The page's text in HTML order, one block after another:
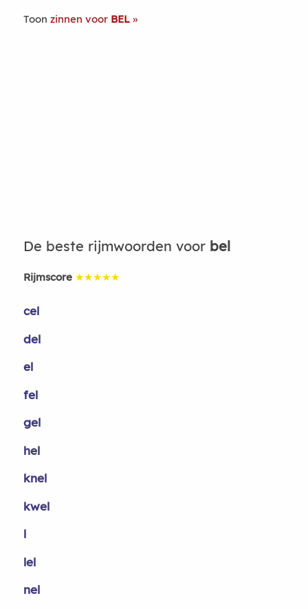
Toon zinnen voor BEL
De beste rijmwoorden voor bel
Rijmscore ★★★★★
cel
del
el
fel
gel
hel
knel
kwel
l
lel
nel